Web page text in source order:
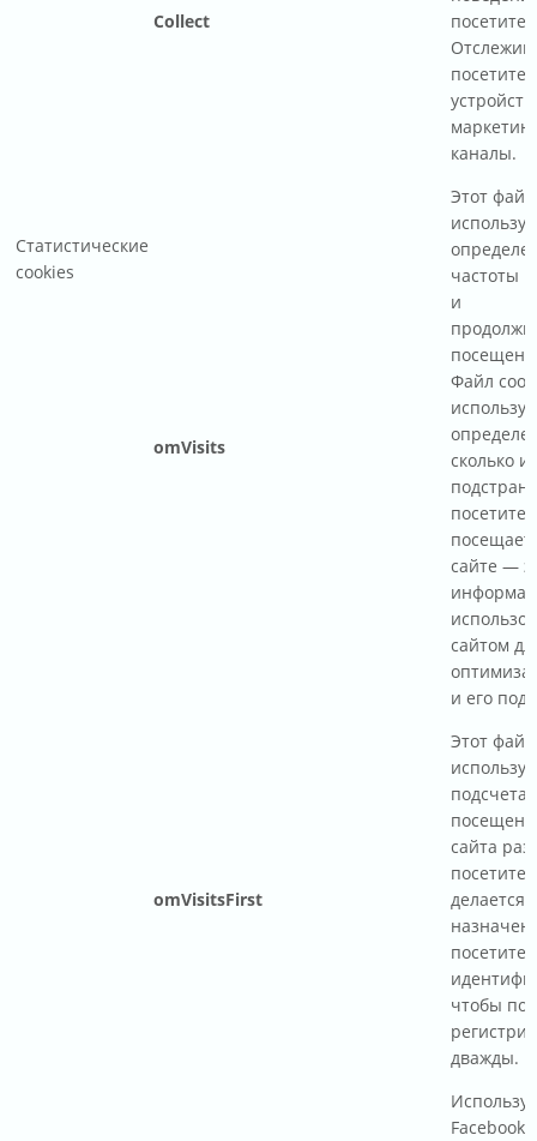
Статистические
cookies
Collect
каналы.
omVisits
Этот
частоты
и
Файл
сколько и
посещает
сайте —
сайтом
и его
omVisitsFirst
Этот
подсчета
сайта
делается
чтобы
дважды.
Facebook